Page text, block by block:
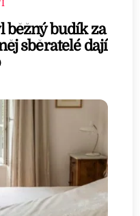
běžný budík za
sběratelé dají